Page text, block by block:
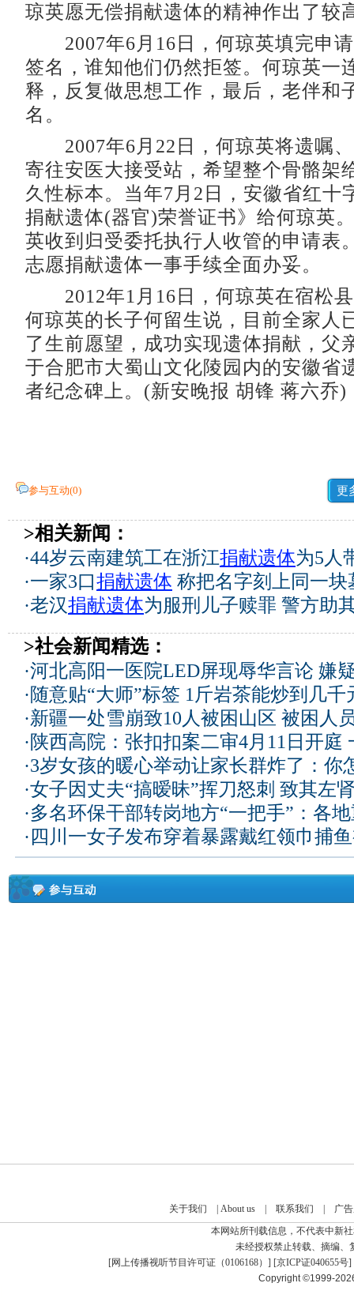
琼英愿无偿捐献遗体的精神作出了较
2007年6月16日，何琼英填完申请
签名，谁知他们仍然拒签。何琼英一
释，反复做思想工作，最后，老伴和
名。
2007年6月22日，何琼英将遗嘱、
寄往安医大接受站，希望整个骨骼架
久性标本。当年7月2日，安徽省红十
捐献遗体(器官)荣誉证书》给何琼英
英收到归受委托执行人收管的申请表
志愿捐献遗体一事手续全面办妥。
2012年1月16日，何琼英在宿松县
何琼英的长子何留生说，目前全家人
了生前愿望，成功实现遗体捐献，父
于合肥市大蜀山文化陵园内的安徽省
者纪念碑上。(新安晚报 胡锋 蒋六乔)
参与互动(0) 更
>相关新闻：
·44岁云南建筑工在浙江捐献遗体为5人
·一家3口 捐献遗体 称把名字刻上同一块
·老汉捐献遗体为服刑儿子赎罪 警方助
>社会新闻精选：
·河北高阳一医院LED屏现辱华言论 嫌
·随意贴“大师”标签 1斤岩茶能炒到几
·新疆一处雪崩致10人被困山区 被困人
· 陕西高院：张扣扣案二审4月11日开庭
·3岁女孩的暖心举动让家长群炸了：你
·女子因丈夫“搞暧昧”挥刀怒刺 致其左
·多名环保干部转岗地方“一把手”：各
· 四川一女子发布穿着暴露戴红领巾捕
关于我们 About us| 联系我们
广
本网站所刊载信息，不代表中新
未经授权禁止转载、摘编、
[网上传播视听节目许可证（0106168） ] [京ICP证040655号]
Copyright ©1999-